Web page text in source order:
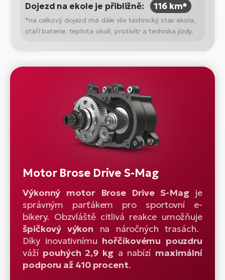
Dojezd na ekole je přibližně: 116 km*
*na celkový dojezd má dále vliv technický stav ekola,
stáří baterie, teplota okolí, protivítr a technika jízdy.
Motor Brose Drive S-Mag
Výkonný motor Brose Drive S-Magje
správným parťákem pro sportovní e-
bikery. Obzvláště citlivá reakce umožňuje
špičkový výkon na náročných trasách.
Díky inovativnímu hořčíkovému pouzdru
váží pouhých 2,9 kg a nabízí maximální
podporu až 410 procent.